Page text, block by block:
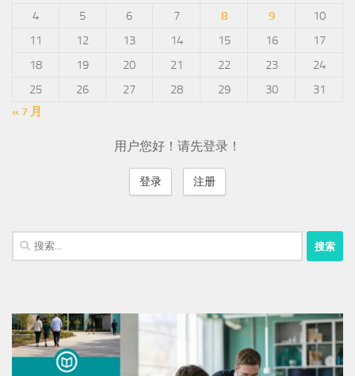
4
5 6 7 8 9
10
11
12 13 14 15 16
17
18
19 20 21 22 23
24
25
26 27 28 29 30
31
« 7 月
用户您好！请先登录！
登录 注册
搜
索：